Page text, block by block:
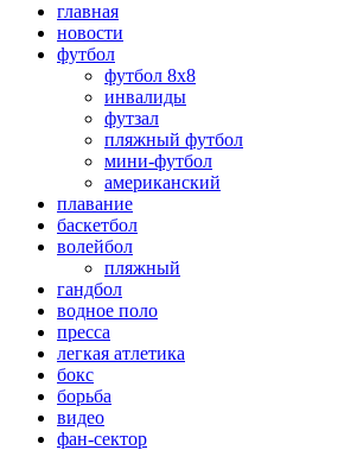
главная
новости
футбол
футбол 8х8
инвалиды
футзал
пляжный футбол
мини-футбол
американский
плавание
баскетбол
волейбол
пляжный
гандбол
водное поло
пресса
легкая атлетика
бокс
борьба
видео
фан-сектор